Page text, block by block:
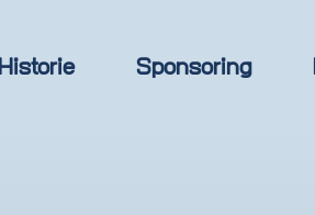
Historie Sponsoring